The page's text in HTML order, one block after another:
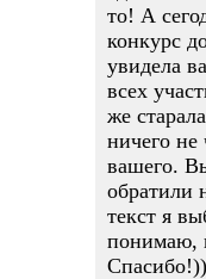
то! А
конкурс
увидела
всех
же
ничего не
вашего.
обратили
текст я
понимаю,
Спасибо!))